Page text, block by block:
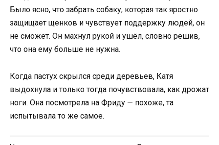
Было ясно, что забрать собаку, которая так яростно
защищает щенков и чувствует поддержку людей, он
не сможет. Он махнул рукой и ушёл, словно решив,
что она ему больше не нужна.
Когда пастух скрылся среди деревьев, Катя
выдохнула и только тогда почувствовала, как дрожат
ноги. Она посмотрела на Фриду — похоже, та
испытывала то же самое.